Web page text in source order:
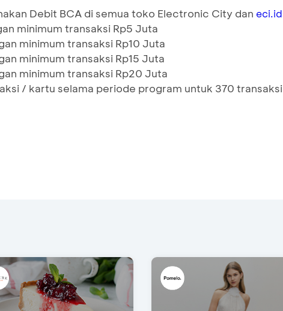
Debit BCA di semua toko Electronic City dan eci.id
minimum transaksi Rp5 Juta
minimum transaksi Rp10 Juta
minimum transaksi Rp15 Juta
minimum transaksi Rp20 Juta
/ kartu selama periode program untuk 370 transaksi